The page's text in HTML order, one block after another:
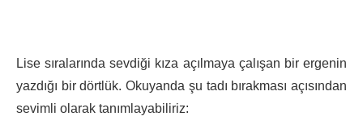
Lise sıralarında sevdiği kıza açılmaya çalışan bir ergenin
yazdığı bir dörtlük. Okuyanda şu tadı bırakması açısından
sevimli olarak tanımlayabiliriz: